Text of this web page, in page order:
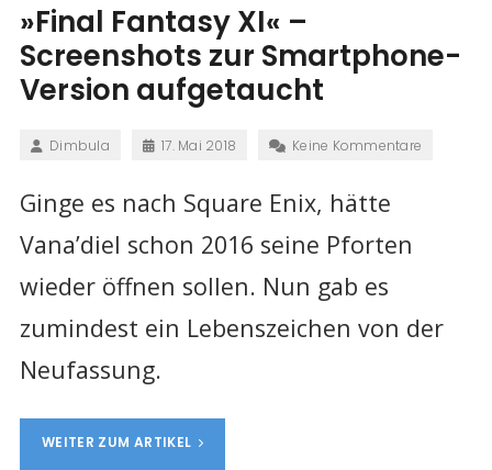
»Final Fantasy XI« –
Screenshots zur Smartphone-
Version aufgetaucht
Dimbula 17. Mai 2018 Keine Kommentare
Ginge es nach Square Enix, hätte
Vana’diel schon 2016 seine Pforten
wieder öffnen sollen. Nun gab es
zumindest ein Lebenszeichen von der
Neufassung.
WEITER ZUM ARTIKEL